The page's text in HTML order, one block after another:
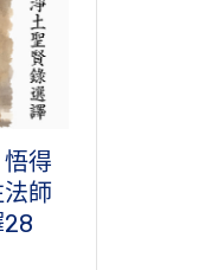
得
師
28